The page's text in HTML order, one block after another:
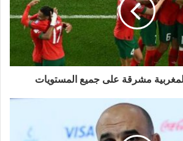
مشرقة على جميع المستويات